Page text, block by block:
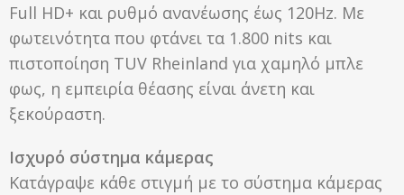
Full HD+ και ρυθμό ανανέωσης έως 120Hz. Με
φωτεινότητα που φτάνει τα 1.800 nits και
πιστοποίηση TUV Rheinland για χαμηλό μπλε
φως, η εμπειρία θέασης είναι άνετη και
ξεκούραστη.
Ισχυρό σύστημα κάμερας
Κατάγραψε κάθε στιγμή με το σύστημα κάμερας